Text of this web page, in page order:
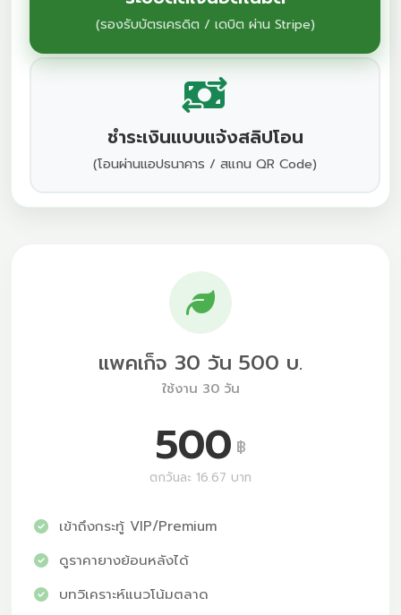
(รองรับบัตรเครดิต / เดบิต ผ่าน Stripe)
ชำระเงินแบบแจ้งสลิปโอน
(โอนผ่านแอปธนาคาร / สแกน QR Code)
แพคเก็จ 30 วัน 500 บ.
ใช้งาน 30 วัน
500 ฿
ตกวันละ 16.67 บาท
เข้าถึงกระทู้ VIP/Premium
ดูราคายางย้อนหลังได้
บทวิเคราะห์แนวโน้มตลาด